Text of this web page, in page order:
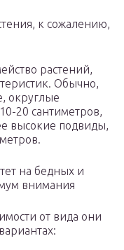
к сожалению,
растений,
Обычно,
округлые
20 сантиметров,
высокие подвиды,
на бедных и
внимания
от вида они